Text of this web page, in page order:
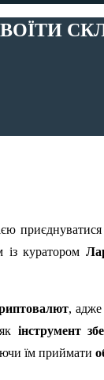
із куратором
, адже
інструмент
їм приймати